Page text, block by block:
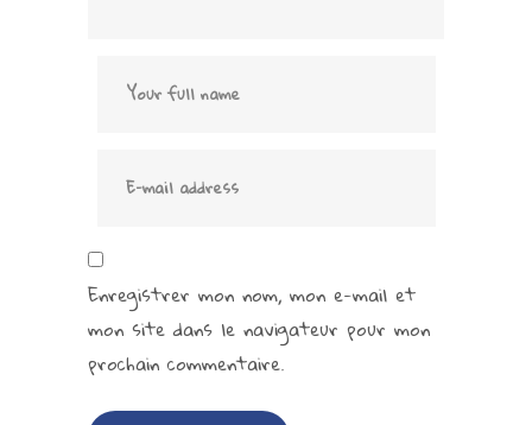
Enregistrer mon nom, mon e-mail et
mon site dans le navigateur pour mon
prochain commentaire.